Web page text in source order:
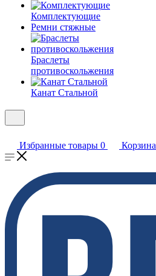
Комплектующие
Ремни стяжные
Браслеты
противоскольжения
Канат Стальной
Избранные товары 0 Корзина